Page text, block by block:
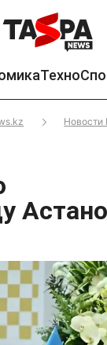
Техно
Новости